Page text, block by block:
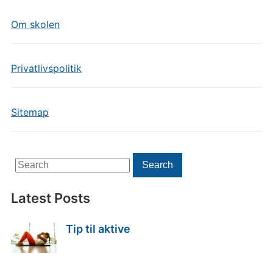
Om skolen
Privatlivspolitik
Sitemap
Search
for:
Search
Latest Posts
Tip til aktive